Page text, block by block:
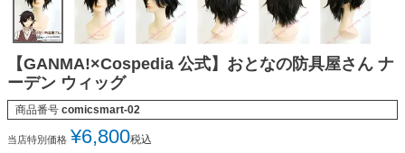
【GANMA!×Cospedia 公式】おとなの防具屋さん ナ
ーデン ウィッグ
商品番号 comicsmart-02
当店特別価格 ¥6,800税込